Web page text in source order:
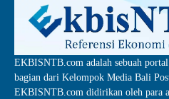
EKBISNTB.com adalah sebuah
bagian dari Kelompok Media Bali
EKBISNTB.com didirikan oleh para